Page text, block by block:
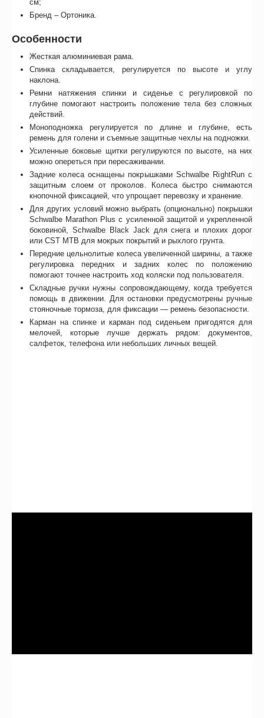
см;
Бренд – Ортоника.
Особенности
Жесткая алюминиевая рама.
Спинка складывается, регулируется по высоте и углу
наклона.
Ремни натяжения спинки и сиденье с регулировкой по
глубине помогают настроить положение тела без сложных
действий.
Моноподножка регулируется по длине и глубине, есть
ремень для голени и съемные защитные чехлы на подножки.
Усиленные боковые щитки регулируются по высоте, на них
можно опереться при пересаживании.
Задние колеса оснащены покрышками Schwalbe RightRun с
защитным слоем от проколов. Колеса быстро снимаются
кнопочной фиксацией, что упрощает перевозку и хранение.
Для других условий можно выбрать (опционально) покрышки
Schwalbe Marathon Plus с усиленной защитой и укрепленной
боковиной, Schwalbe Black Jack для снега и плохих дорог
или CST MTB для мокрых покрытий и рыхлого грунта.
Передние цельнолитые колеса увеличенной ширины, а также
регулировка передних и задних колес по положению
помогают точнее настроить ход коляски под пользователя.
Складные ручки нужны сопровождающему, когда требуется
помощь в движении. Для остановки предусмотрены ручные
стояночные тормоза, для фиксации — ремень безопасности.
Карман на спинке и карман под сиденьем пригодятся для
мелочей, которые лучше держать рядом: документов,
салфеток, телефона или небольших личных вещей.